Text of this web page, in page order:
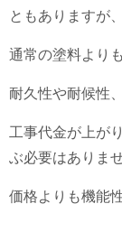
ともありますが、
通常の塗料より
耐久性や耐候性
工事代金が上が
ぶ必要はありませ
価格よりも機能